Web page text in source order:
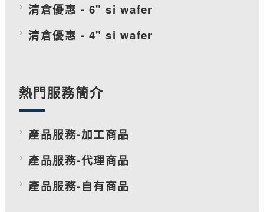
清倉優惠 - 6" si wafer
清倉優惠 - 4" si wafer
熱門服務簡介
產品服務-加工商品
產品服務-代理商品
產品服務-自有商品